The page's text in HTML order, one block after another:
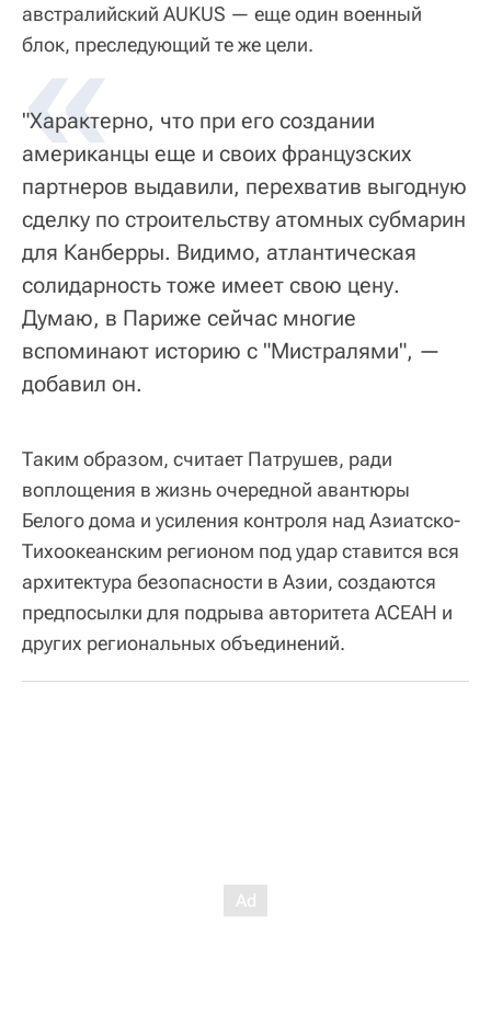
австралийский AUKUS — еще один военный
блок, преследующий те же цели.
«
"Характерно, что при его создании
американцы еще и своих французских
партнеров выдавили, перехватив выгодную
сделку по строительству атомных субмарин
для Канберры. Видимо, атлантическая
солидарность тоже имеет свою цену.
Думаю, в Париже сейчас многие
вспоминают историю с "Мистралями", —
добавил он.
Таким образом, считает Патрушев, ради
воплощения в жизнь очередной авантюры
Белого дома и усиления контроля над Азиатско-
Тихоокеанским регионом под удар ставится вся
архитектура безопасности в Азии, создаются
предпосылки для подрыва авторитета АСЕАН и
других региональных объединений.